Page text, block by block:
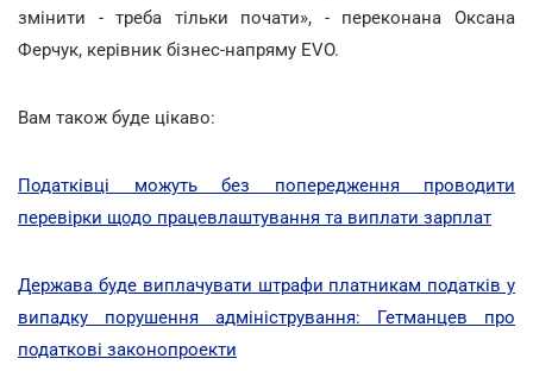
змінити - треба тільки почати», - переконана Оксана
Ферчук, керівник бізнес-напряму EVO.
Вам також буде цікаво:
Податківці можуть без попередження проводити
перевірки щодо працевлаштування та виплати зарплат
Держава буде виплачувати штрафи платникам податків у
випадку порушення адміністрування: Гетманцев про
податкові законопроекти